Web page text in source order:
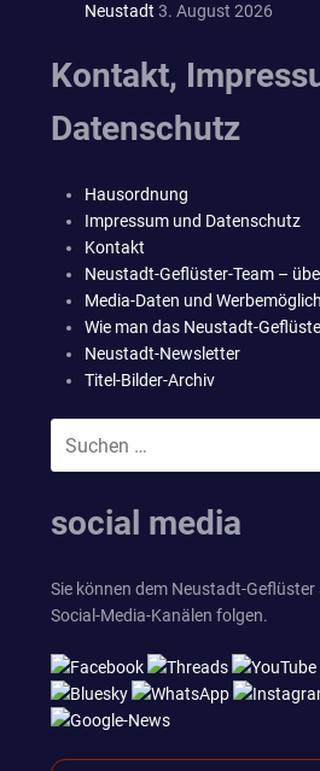
Neustadt 3. August 2026
Kontakt,
Datenschutz
Hausordnung
Impressum und Datenschutz
Kontakt
Neustadt-Geflüster-Team –
Media-Daten und
Wie man das Neustadt-
Neustadt-Newsletter
Titel-Bilder-Archiv
nach:
social media
Sie können dem Neustadt-Geflüster
Social-Media-Kanälen folgen.